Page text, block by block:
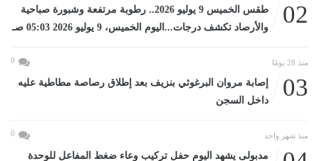
02
طقس الخميس 9 يوليو 2026.. رطوبة مرتفعة وشبورة صباحية
والأرصاد تكشف درجات...اليوم الخميس، 9 يوليو 2026 05:03 صـ
منذ 28 يومًا 0
03
إصابة مروان البرغوثي بنزيف بعد إطلاق رصاصة مطاطية عليه
داخل السجن
منذ شهر واحد 0
مدبولى يشهد اليوم حفل تركيب وعاء ضغط المفاعل للوحدة